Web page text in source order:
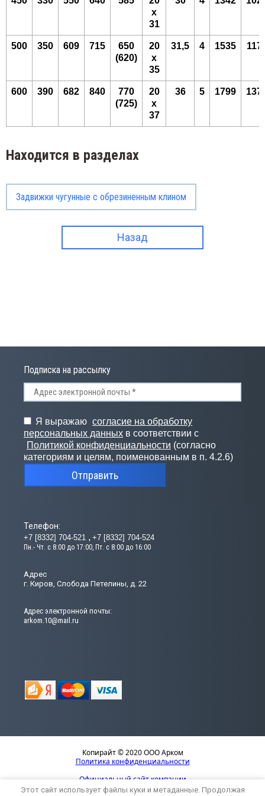
х
31
500 350 609 715
650
(620)
20
х
35
31,5 4 1535
600 390 682 840
770
(725)
20
х
37
36 5 1799
Находится в разделах
Задвижки чугунные с обрезиненным клином
Назад
Телефон:
+7 [8332] 704-521 +7 [8332] 704-524
Пн.- Чт. с 8:00 до 17:00, Пт. с 8:00 до 16:00
Адрес
г. Киров, Слобода Петелины, д. 22
Адрес электронной почты:
arkom.10@mail.ru
Подписка на рассылку
Я выражаю согласие на обработку
персональных данных в соответствии с
Политикой конфиденциальности (согласно
категориям и целям, поименованным в п. 4.2.6)
Отправить
Копирайт © 2020 ООО Арком
Политика конфиденциальности
Официальный сайт компании
Этот сайт использует файлы куки и метаданные. Продолжая